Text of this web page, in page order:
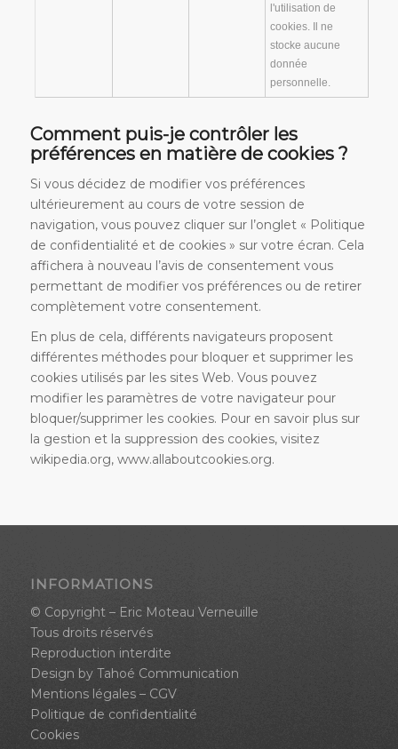
l'utilisation de
cookies. Il ne
stocke aucune
donnée
personnelle.
Comment puis-je contrôler les
préférences en matière de cookies ?
Si vous décidez de modifier vos préférences
ultérieurement au cours de votre session de
navigation, vous pouvez cliquer sur l’onglet « Politique
de confidentialité et de cookies » sur votre écran. Cela
affichera à nouveau l’avis de consentement vous
permettant de modifier vos préférences ou de retirer
complètement votre consentement.
En plus de cela, différents navigateurs proposent
différentes méthodes pour bloquer et supprimer les
cookies utilisés par les sites Web. Vous pouvez
modifier les paramètres de votre navigateur pour
bloquer/supprimer les cookies. Pour en savoir plus sur
la gestion et la suppression des cookies, visitez
wikipedia.org, www.allaboutcookies.org.
INFORMATIONS
© Copyright – Eric Moteau Verneuille
Tous droits réservés
Reproduction interdite
Design by Tahoé Communication
Mentions légales– CGV
Politique de confidentialité
Cookies